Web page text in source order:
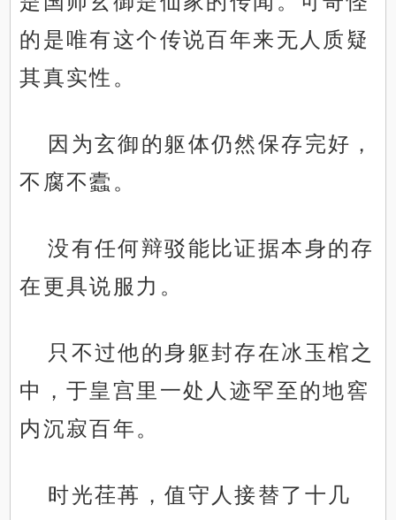
的是唯有这个传说百年来无人质疑
其真实性。
因为玄御的躯体仍然保存完好，
不腐不蠹。
没有任何辩驳能比证据本身的存
在更具说服力。
只不过他的身躯封存在冰玉棺之
中，于皇宫里一处人迹罕至的地窖
内沉寂百年。
时光荏苒，值守人接替了十几